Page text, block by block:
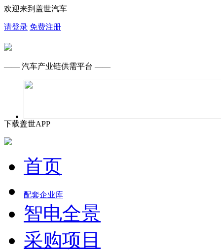
欢迎来到盖世汽车
请登录 免费注册
—— 汽车产业链供需平台 ——
下载盖世APP
首页
配套企业库
智电全景
采购项目